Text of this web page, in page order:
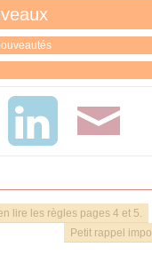
lire les règles pages 4 et 5.
Petit rappel